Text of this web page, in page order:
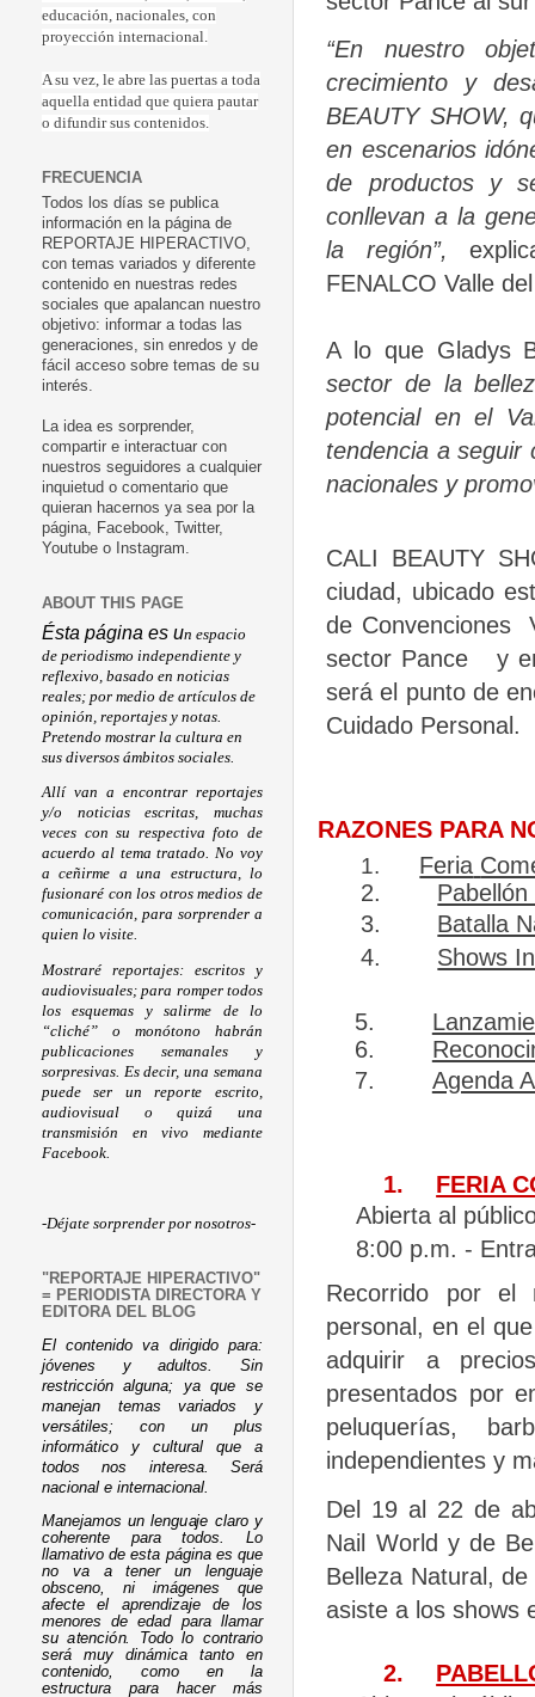
“En nuestro
crecimiento y
BEAUTY SHOW,
en escenarios
de productos y
conllevan a la
la región”,
FENALCO Valle del
A lo que Gladys
sector de la
potencial en el
tendencia a seguir
nacionales y
CALI BEAUTY
ciudad, ubicado
de Convenciones
sector Pance
y
será el punto de
Cuidado Personal.
RAZONES PARA
1.
Feria
2.
3.
Batalla
4.
Shows
5.
6.
7.
Agenda
1.
FERIA
Abierta al
8:00 p.m. -
Recorrido por el
personal, en el
adquirir a
presentados por
peluquerías,
independientes y
Del 19 al 22 de
Nail World y de
Belleza Natural,
asiste a los shows
2.
educación, nacionales, con
proyección internacional.
A su vez, le abre las puertas a toda
aquella entidad que quiera pautar
o difundir sus contenidos.
FRECUENCIA
Todos los días se publica
información en la página de
REPORTAJE HIPERACTIVO,
con temas variados y diferente
contenido en nuestras redes
sociales que apalancan nuestro
objetivo: informar a todas las
generaciones, sin enredos y de
fácil acceso sobre temas de su
interés.
La idea es sorprender,
compartir e interactuar con
nuestros seguidores a cualquier
inquietud o comentario que
quieran hacernos ya sea por la
página, Facebook, Twitter,
Youtube o Instagram.
ABOUT THIS PAGE
Ésta página es un espacio
de periodismo independiente y
reflexivo, basado en noticias
reales; por medio de artículos de
opinión, reportajes y notas.
Pretendo mostrar la cultura en
sus diversos ámbitos sociales.
Allí van a encontrar reportajes
y/o noticias escritas, muchas
veces con su respectiva foto de
acuerdo al tema tratado. No voy
a ceñirme a una estructura, lo
fusionaré con los otros medios de
comunicación, para sorprender a
quien lo visite.
Mostraré reportajes: escritos y
audiovisuales; para romper todos
los esquemas y salirme de lo
“cliché” o monótono habrán
publicaciones semanales y
sorpresivas. Es decir, una semana
puede ser un reporte escrito,
audiovisual o quizá una
transmisión en vivo mediante
Facebook.
-Déjate sorprender por nosotros-
"REPORTAJE HIPERACTIVO"
= PERIODISTA DIRECTORA Y
EDITORA DEL BLOG
El contenido va dirigido para:
jóvenes y adultos. Sin
restricción alguna; ya que se
manejan temas variados y
versátiles; con un plus
informático y cultural que a
todos nos interesa. Será
nacional e internacional.
Manejamos un lenguaje claro y
coherente para todos. Lo
llamativo de esta página es que
no va a tener un lenguaje
obsceno, ni imágenes que
afecte el aprendizaje de los
menores de edad para llamar
su atención. Todo lo contrario
será muy dinámica tanto en
contenido, como en la
estructura para hacer más